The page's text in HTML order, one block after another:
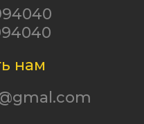
нам